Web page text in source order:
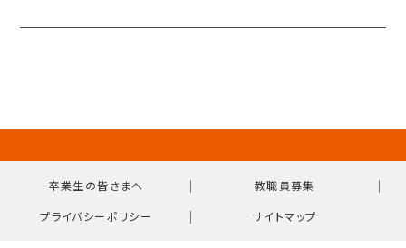
卒業生の皆さまへ ｜ 教職員募集 ｜
プライバシーポリシー ｜ サイトマップ